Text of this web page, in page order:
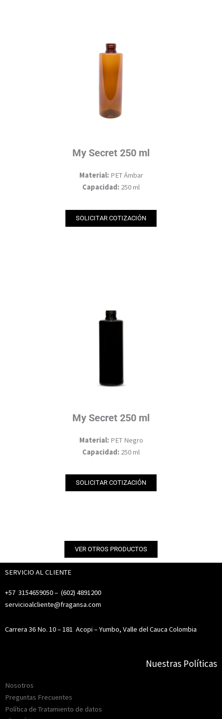
My Secret 250 ml
Material: PET Ámbar
Capacidad: 250 ml
SOLICITAR COTIZACIÓN
My Secret 250 ml
Material: PET Negro
Capacidad: 250 ml
SOLICITAR COTIZACIÓN
VER OTROS PRODUCTOS
SERVICIO AL CLIENTE
+57 3154659050 – (602) 4891200
servicioalcliente@fragansa.com
Carrera 36 No. 10 – 181 Acopi – Yumbo, Valle del Cauca Colombia
Nuestras Políticas
Nosotros
Preguntas Frecuentes
Política de Tratamiento de datos